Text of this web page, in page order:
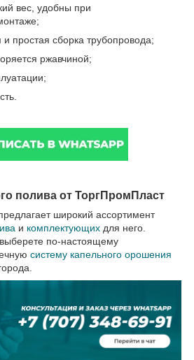
вес, удобны при
простая сборка трубопровода;
ржавчиной;
полива от ТоргПромПласт
широкий ассортимент
и комплектующих для него.
по-настоящему
систему капельного орошения